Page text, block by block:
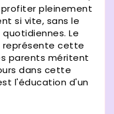
pleinement
si vite, sans le
Le
représente cette
parents méritent
dans cette
l'éducation d'un